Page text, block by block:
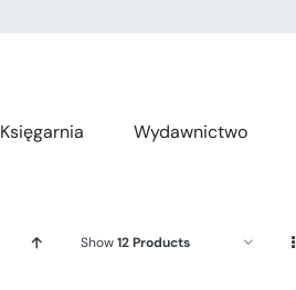
Księgarnia
Wydawnictwo
Show12 Products